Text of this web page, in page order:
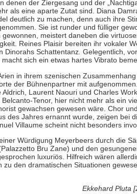
denen der Ziergesang und der
als eine aparte Zutat sind. Diana
deutlich zu machen, denn auch ihre
Sie ist runder und fülliger
meistert daneben die
Reines Plaisir bereiten ihr vokaler
Dinorahs Schattentanz. Gelegentlich,
macht sich ein etwas hartes Vibrato
in ihrem szenischen
der Bühnenpartner mit
Laurent Naouri und Charles
Tenor, hier nicht mehr als ein
gewachsen gewesen wäre. Chor
des Jahres ernannt wurde, zeigen bei
Villaume scheint nicht besonders
Würdigung Meyerbeers durch die
Bru Zane) und den
luxuriös. Hilfreich wären
den dramatischen Situationen
Ekkehard Pluta